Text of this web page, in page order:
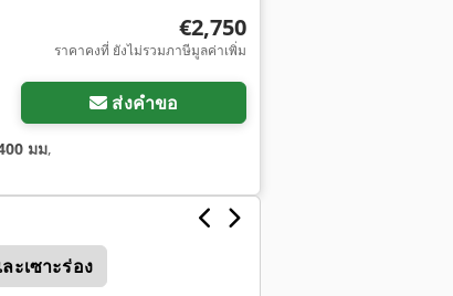
€2,750
ราคาคงที่ ยังไม่รวมภาษีมูลค่าเพิ่ม
ส่งคำขอ
มม,
ะเซาะร่อง